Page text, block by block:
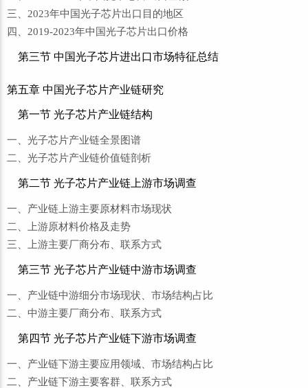
三、2023年中国光子芯片出口目的地区
四、2019-2023年中国光子芯片出口价格
第三节 中国光子芯片进出口市场特征总结
第五章 中国光子芯片产业链研究
第一节 光子芯片产业链结构
一、光子芯片产业链全景图谱
二、光子芯片产业链价值链剖析
第二节 光子芯片产业链上游市场调查
一、产业链上游主要原材料市场现状
二、上游原材料价格及走势
三、上游主要厂商分布、联系方式
第三节 光子芯片产业链中游市场调查
一、产业链中游细分市场现状、市场结构占比
二、中游主要厂商分布、联系方式
第四节 光子芯片产业链下游市场调查
一、产业链下游主要应用领域、市场结构占比
二、产业链下游主要客群、联系方式